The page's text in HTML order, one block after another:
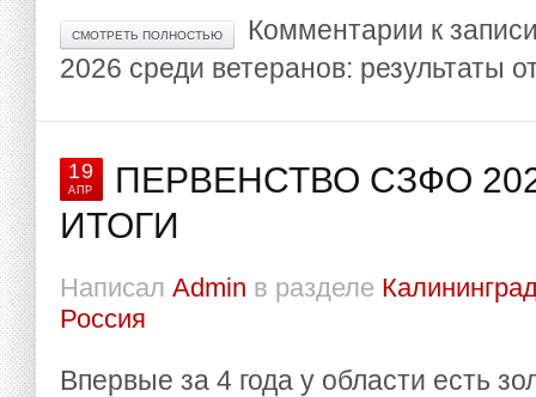
СМОТРЕТЬ ПОЛНОСТЬЮ Комментарии к
2026 среди ветеранов: результаты
19
АПР
ПЕРВЕНСТВО СЗФО
ИТОГИ
Написал Admin в разделе
Россия
Впервые за 4 года у области есть